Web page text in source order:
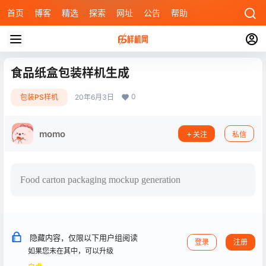
首页 博客 精选 探索 网址 公告 帮助
食品纸盒包装样机生成
包装PS样机 20年6月3日 0
momo 关注 私信
Food carton packaging mockup generation
隐藏内容，仅限以下用户组阅读
如果您未在其中，可以升级
登录 注册